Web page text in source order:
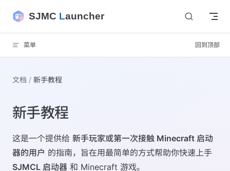
Skip to content
SJMC Launcher
菜单 回到顶部
文档 新手教程
新手教程
这是一个提供给 新手玩家或第一次接触 Minecraft 启动
器的用户 的指南，旨在用最简单的方式帮助你快速上手
SJMCL 启动器 和 Minecraft 游戏。